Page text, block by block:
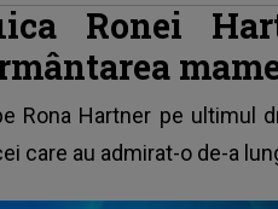
Ronei
Rona Hartner pe ultimul
care au admirat-o de-a